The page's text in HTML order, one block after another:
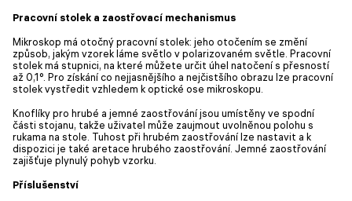
Pracovní stolek a zaostřovací mechanismus
Mikroskop má otočný pracovní stolek: jeho otočením se změní
způsob, jakým vzorek láme světlo v polarizovaném světle. Pracovní
stolek má stupnici, na které můžete určit úhel natočení s přesností
až 0,1°. Pro získání co nejjasnějšího a nejčistšího obrazu lze pracovní
stolek vystředit vzhledem k optické ose mikroskopu.
Knoflíky pro hrubé a jemné zaostřování jsou umístěny ve spodní
části stojanu, takže uživatel může zaujmout uvolněnou polohu s
rukama na stole. Tuhost při hrubém zaostřování lze nastavit a k
dispozici je také aretace hrubého zaostřování. Jemné zaostřování
zajišťuje plynulý pohyb vzorku.
Příslušenství